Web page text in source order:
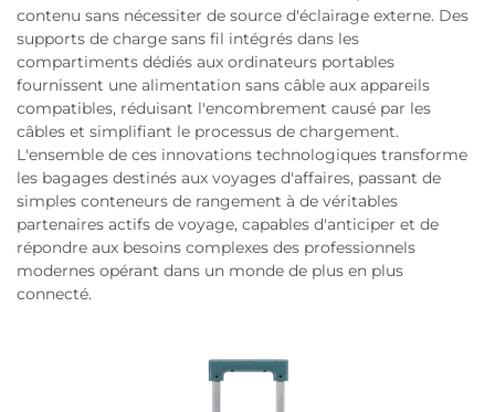
contenu sans nécessiter de source d'éclairage externe. Des
supports de charge sans fil intégrés dans les
compartiments dédiés aux ordinateurs portables
fournissent une alimentation sans câble aux appareils
compatibles, réduisant l'encombrement causé par les
câbles et simplifiant le processus de chargement.
L'ensemble de ces innovations technologiques transforme
les bagages destinés aux voyages d'affaires, passant de
simples conteneurs de rangement à de véritables
partenaires actifs de voyage, capables d'anticiper et de
répondre aux besoins complexes des professionnels
modernes opérant dans un monde de plus en plus
connecté.